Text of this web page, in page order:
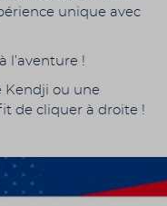
unique avec
l’aventure !
Kendji ou une
de cliquer à droite !